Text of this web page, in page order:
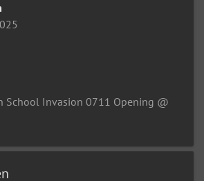
School Invasion 0711 Opening @